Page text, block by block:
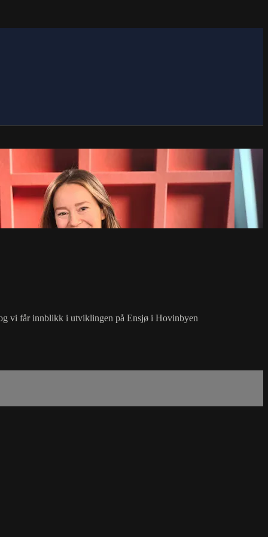
vi får innblikk i utviklingen på Ensjø i Hovinbyen